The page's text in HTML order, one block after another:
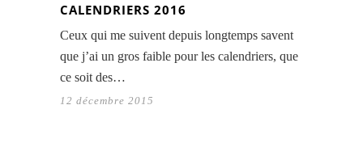
CALENDRIERS 2016
Ceux qui me suivent depuis longtemps savent
que j’ai un gros faible pour les calendriers, que
ce soit des…
12 décembre 2015